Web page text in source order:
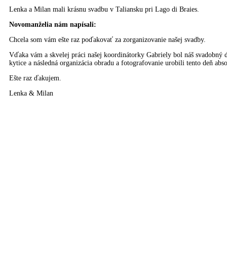
Lenka a Milan mali krásnu svadbu v Taliansku pri Lago di Braies.
Novomanželia nám napísali:
Chcela som vám ešte raz poďakovať za zorganizovanie našej svadby.
Vďaka vám a skvelej práci našej koordinátorky Gabriely bol náš svadobný
kytice a následná organizácia obradu a fotografovanie urobili tento deň
Ešte raz ďakujem.
Lenka & Milan